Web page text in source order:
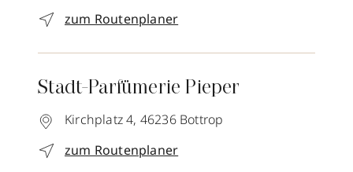
zum Routenplaner
Stadt-Parfümerie Pieper
Kirchplatz 4, 46236 Bottrop
zum Routenplaner